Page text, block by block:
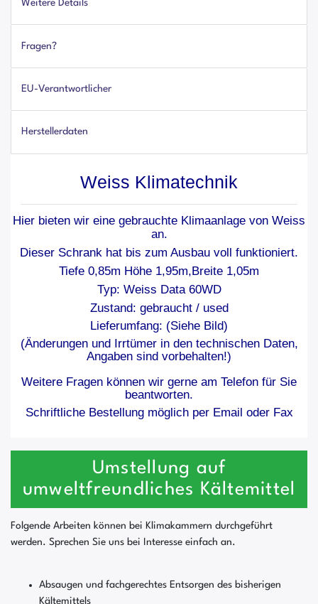
Weitere Details
Fragen?
EU-Verantwortlicher
Herstellerdaten
Weiss Klimatechnik
Hier bieten wir eine gebrauchte Klimaanlage von Weiss
an.
Dieser Schrank hat bis zum Ausbau voll funktioniert.
Tiefe 0,85m Höhe 1,95m,Breite 1,05m
Typ: Weiss Data 60WD
Zustand: gebraucht / used
Lieferumfang: (Siehe Bild)
(Änderungen und Irrtümer in den technischen Daten,
Angaben sind vorbehalten!)
Weitere Fragen können wir gerne am Telefon für Sie
beantworten.
Schriftliche Bestellung möglich per Email oder Fax
Umstellung auf
umweltfreundliches Kältemittel
Folgende Arbeiten können bei Klimakammern durchgeführt
werden. Sprechen Sie uns bei Interesse einfach an.
Absaugen und fachgerechtes Entsorgen des bisherigen
Kältemittels